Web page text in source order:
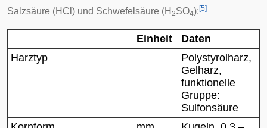
Salzsäure (HCl) und Schwefelsäure (H 2SO4): [5]
Einheit
Daten
Harztyp
Polystyrolharz,
Gelharz,
funktionelle
Gruppe:
Sulfonsäure